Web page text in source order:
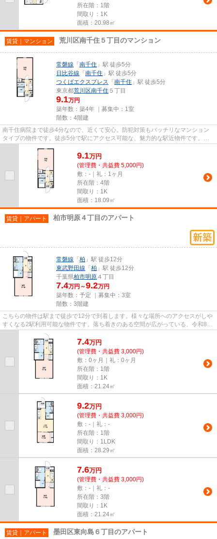
所在階：1階
間取り：1K
面積：20.98㎡
賃貸｜マンション 荒川区南千住５丁目のマンション
常磐線 「 南千住 」駅 徒歩5分
日比谷線 「 南千住 」駅 徒歩5分
つくばエクスプレス 「 南千住 」駅 徒歩5分
東京都荒川区南千住 ５丁目
9.1万円
築年数：築4年 ｜募集中： 1室
階数：4階建
南千住病院まで徒歩4分なので、近くて安心。防犯対策もバッチリなマンション
タイプの物件です。徒歩5分で駅にアクセス可能な、魅力的な駅近物件です。お
9.1万円
(管理費・共益費 5,000円)
敷：-｜礼：1ヶ月
所在階：4階
間取り：1K
面積：18.09㎡
賃貸｜アパート 柏市明原４丁目のアパート
常磐線 「 柏 」駅 徒歩12分
東武野田線 「 柏 」駅 徒歩12分
千葉県柏市明原 ４丁目
7.4万円～9.2万円
築年数：予定 ｜募集中： 3室
階数：3階建
こちらの物件は駅まで徒歩で12分で到着します。様々な場所へのアクセスがしや
すくなる2駅利用可能な物件です。落ち着きのある空間が広がっている、令和8年
築の物件です。こちらの物件...
7.4万円
(管理費・共益費 3,000円)
敷：0ヶ月｜礼：0ヶ月
所在階：1階
間取り：1K
面積：21.24㎡
9.2万円
(管理費・共益費 3,000円)
敷：-｜礼：-
所在階：1階
間取り：1LDK
面積：28.29㎡
7.6万円
(管理費・共益費 3,000円)
敷：-｜礼：-
所在階：3階
間取り：1K
面積：21.24㎡
賃貸｜アパート 墨田区東向島６丁目のアパート